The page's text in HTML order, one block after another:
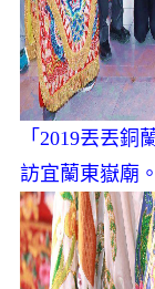
「2019丟丟
訪宜蘭東嶽廟。